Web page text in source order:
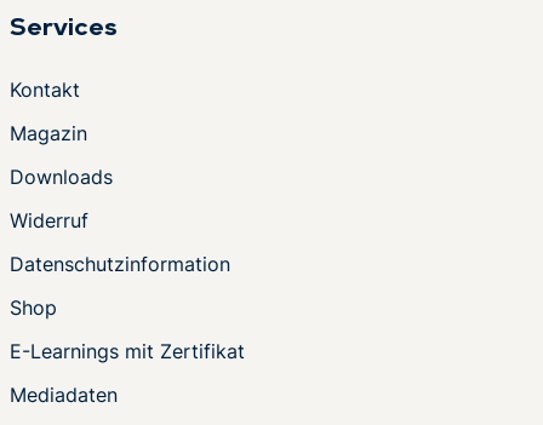
Services
Kontakt
Magazin
Downloads
Widerruf
Datenschutzinformation
Shop
E-Learnings mit Zertifikat
Mediadaten